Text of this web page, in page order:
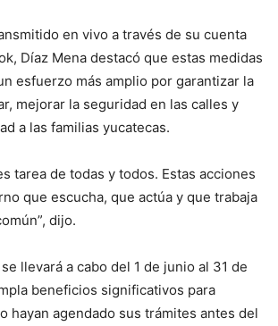
en vivo a través de su cuenta
Díaz Mena destacó que estas medidas
esfuerzo más amplio por garantizar la
mejorar la seguridad en las calles y
a las familias yucatecas.
tarea de todas y todos. Estas acciones
que escucha, que actúa y que trabaja
dijo.
llevará a cabo del 1 de junio al 31 de
beneficios significativos para
hayan agendado sus trámites antes del